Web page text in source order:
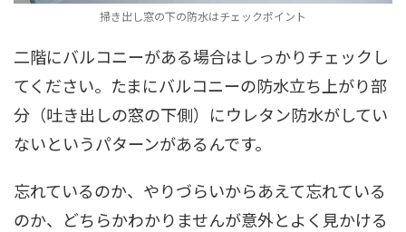
掃き出し窓の下の防水はチェックポイント
二階にバルコニーがある場合はしっかりチェックし
てください。たまにバルコニーの防水立ち上がり部
分（吐き出しの窓の下側）にウレタン防水がしてい
ないというパターンがあるんです。
忘れているのか、やりづらいからあえて忘れている
のか、どちらかわかりませんが意外とよく見かける